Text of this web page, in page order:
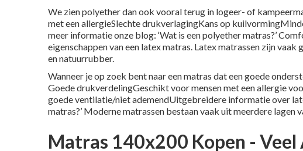
We zien polyether dan ook vooral terug in logeer- of
met een allergieSlechte drukverlagingKans op
meer informatie onze blog: ‘Wat is een polyether matras?’
eigenschappen van een latex matras. Latex matrassen zijn vaak
en natuurrubber.
Wanneer je op zoek bent naar een matras dat een goede
Goede drukverdelingGeschikt voor mensen met een allergie
goede ventilatie/niet ademendUitgebreidere informatie over
matras?’ Moderne matrassen bestaan vaak uit meerdere lagen
Matras 140x200 Kopen - Veel